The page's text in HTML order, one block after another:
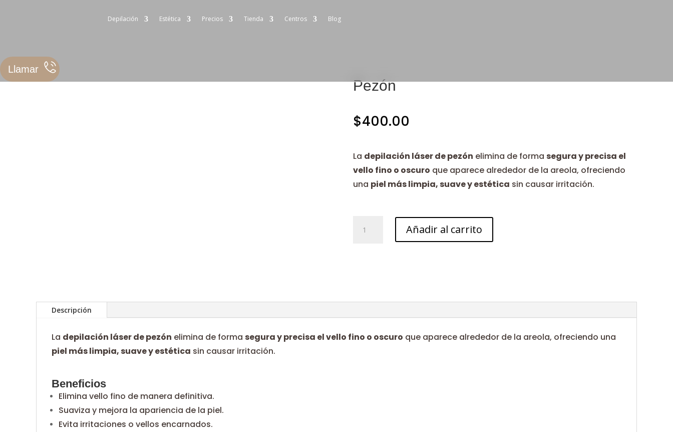
Depilación Estética Precios Tienda Centros Blog
Llamar
Pezón
$400.00
La depilación láser de pezón elimina de forma segura y precisa el
vello fino o oscuro que aparece alrededor de la areola, ofreciendo
una piel más limpia, suave y estética sin causar irritación.
cantidad
Añadir al carrito
Descripción
La depilación láser de pezón elimina de forma segura y precisa el vello fino o oscuro que aparece alrededor de la areola, ofreciendo una
piel más limpia, suave y estética sin causar irritación.
Beneficios
Elimina vello fino de manera definitiva.
Suaviza y mejora la apariencia de la piel.
Evita irritaciones o vellos encarnados.